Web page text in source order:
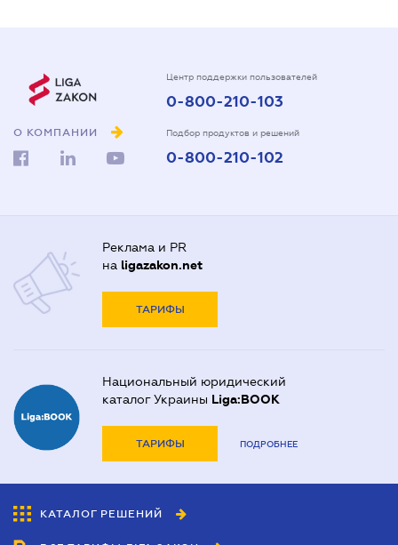
О КОМПАНИИ
Центр поддержки пользователей
0-800-210-103
Подбор продуктов и решений
0-800-210-102
Реклама и PR
на ligazakon.net
ТАРИФЫ
Национальный юридический
каталог Украины Liga:BOOK
ТАРИФЫ ПОДРОБНЕЕ
КАТАЛОГ РЕШЕНИЙ